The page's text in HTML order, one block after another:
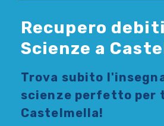
Recupero
Scienze a
Trova subito l'
scienze perfetto per
Castelmella!